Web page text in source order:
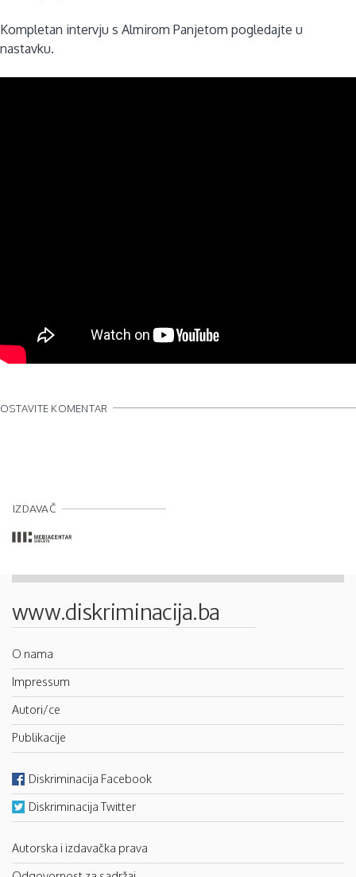
Kompletan intervju s Almirom Panjetom pogledajte u
nastavku.
OSTAVITE KOMENTAR
IZDAVAČ
www.diskriminacija.ba
O nama
Impressum
Autori/ce
Publikacije
Diskriminacija Facebook
Diskriminacija Twitter
Autorska i izdavačka prava